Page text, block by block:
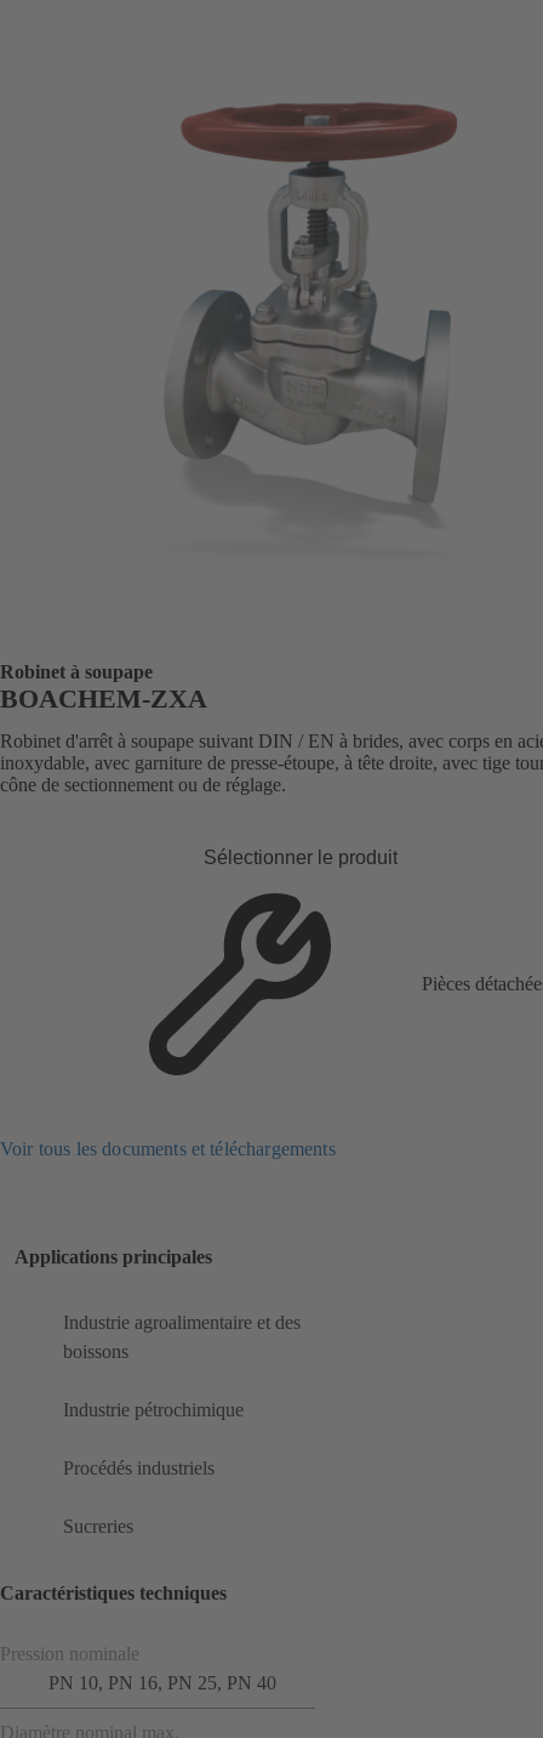
Robinet à soupape
BOACHEM-ZXA
Robinet d'arrêt à soupape suivant DIN / EN à brides, avec corps en
inoxydable, avec garniture de presse-étoupe, à tête droite, avec tige
cône de sectionnement ou de réglage.
Sélectionner le produit
Pièces
Voir tous les documents et téléchargements
Applications principales
Industrie agroalimentaire et des
boissons
Industrie pétrochimique
Procédés industriels
Sucreries
Caractéristiques techniques
Pression nominale
PN 10, PN 16, PN 25, PN 40
Diamètre nominal max.